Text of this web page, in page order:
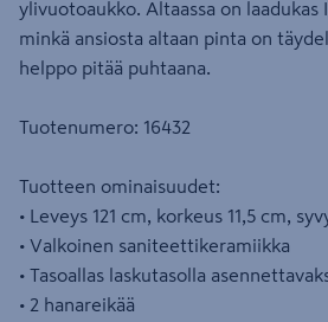
ylivuotoaukko. Altaassa on laadukas
minkä ansiosta altaan pinta on
helppo pitää puhtaana.
Tuotenumero: 16432
Tuotteen ominaisuudet:
• Leveys 121 cm, korkeus 11,5 cm,
• Valkoinen saniteettikeramiikka
• Tasoallas laskutasolla
• 2 hanareikää